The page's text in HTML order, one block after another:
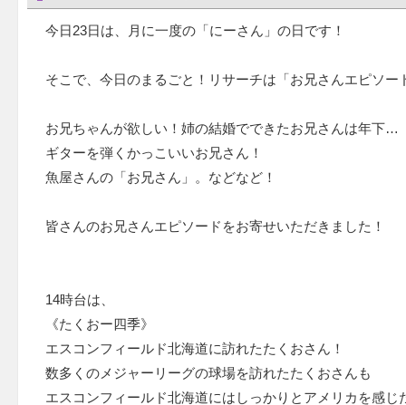
今日23日は、月に一度の「にーさん」の日です！
そこで、今日のまるごと！リサーチは「お兄さんエピソー
お兄ちゃんが欲しい！姉の結婚でできたお兄さんは年下…
ギターを弾くかっこいいお兄さん！
魚屋さんの「お兄さん」。などなど！
皆さんのお兄さんエピソードをお寄せいただきました！
14時台は、
《たくおー四季》
エスコンフィールド北海道に訪れたたくおさん！
数多くのメジャーリーグの球場を訪れたたくおさんも
エスコンフィールド北海道にはしっかりとアメリカを感じ